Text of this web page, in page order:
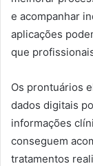
e acompanhar
aplicações
que
Os prontuários
dados digitais
informações
conseguem
tratamentos